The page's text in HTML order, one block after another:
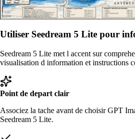
Utiliser Seedream 5 Lite pour
Seedream 5 Lite met l accent sur
visualisation d information et instructions
Point de depart clair
Associez la tache avant de choisir GPT
Seedream 5 Lite.